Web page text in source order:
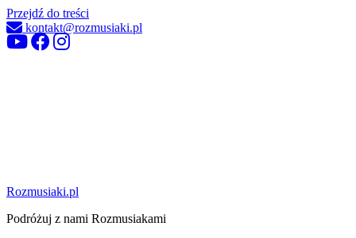
Przejdź do treści
kontakt@rozmusiaki.pl
Rozmusiaki.pl
Podróżuj z nami Rozmusiakami